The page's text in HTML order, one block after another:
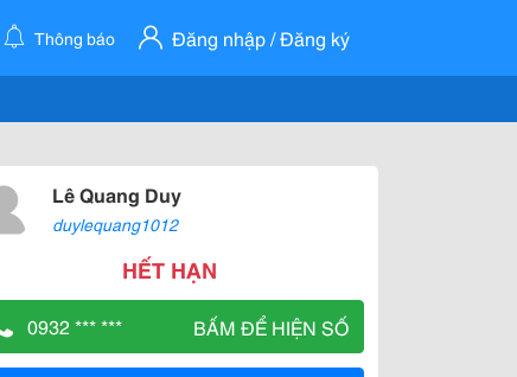
Thông báo Đăng nhập / Đăng ký
Lê Quang Duy
duylequang1012
HẾT HẠN
0932 *** *** BẤM ĐỂ HIỆN SỐ